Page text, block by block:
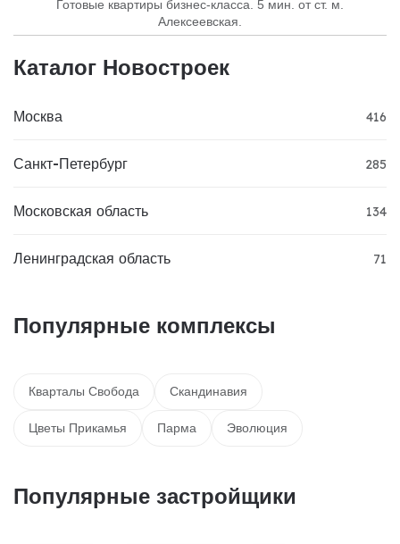
Готовые квартиры бизнес-класса. 5 мин. от ст. м.
Алексеевская.
Каталог Новостроек
Москва 416
Санкт-Петербург 285
Московская область 134
Ленинградская область 71
Популярные комплексы
Кварталы Свобода Скандинавия
Цветы Прикамья Парма Эволюция
Популярные застройщики